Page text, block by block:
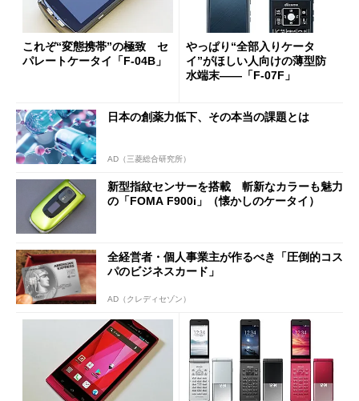
これぞ“変態携帯”の極致 セ
パレートケータイ「F-04B」
やっぱり“全部入りケータ
イ”がほしい人向けの薄型防
水端末――「F-07F」
日本の創薬力低下、その本当の課題とは
AD（三菱総合研究所）
新型指紋センサーを搭載 斬新なカラーも魅力
の「FOMA F900i」（懐かしのケータイ）
全経営者・個人事業主が作るべき「圧倒的コス
パのビジネスカード」
AD（クレディセゾン）